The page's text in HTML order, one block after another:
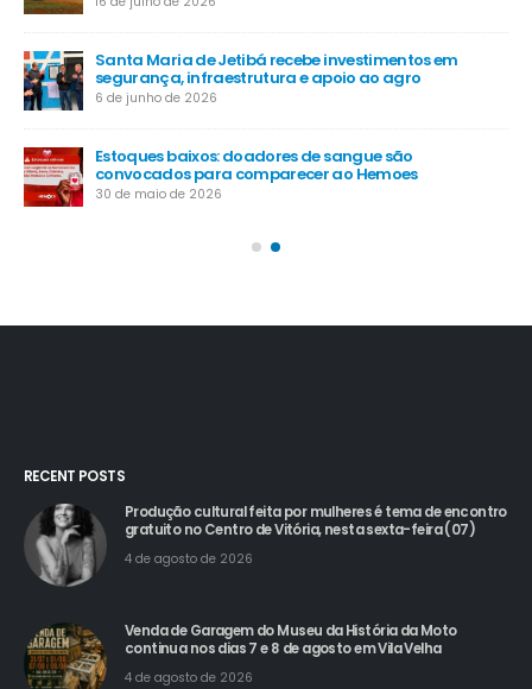
Santa Maria de Jetibá recebe investimentos em
segurança, infraestrutura e apoio ao agro
6 de junho de 2026
Estoques baixos: doadores de sangue são
convocados para comparecer ao Hemoes
30 de maio de 2026
RECENT POSTS
Produção cultural feita por mulheres é tema de encontro
gratuito no Centro de Vitória, nesta sexta-feira (07)
4 de agosto de 2026
Venda de Garagem do Museu da História da Moto
continua nos dias 7 e 8 de agosto em Vila Velha
4 de agosto de 2026